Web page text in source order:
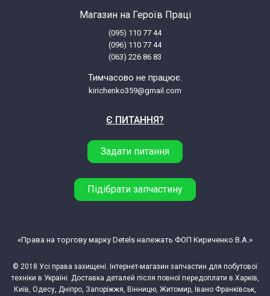
Fagor 5H414N1 901015529
Fagor 5H46X 901111933
Fagor 5H-47 X 901112683
Fagor 5H47X
Магазин на Героїв Праці
(095) 110 77 44
(096) 110 77 44
(063) 226 86 83
Тимчасово не працює.
kirichenko359@gmail.com
Є ПИТАННЯ?
Задати питання
Підібрати запчастину
© 2018 Усі права захищені. Інтернет-магазин запчастин для побутової
техніки в Україні. Доставка деталей після повної передоплати в Харків,
Київ, Одесу, Дніпро, Запоріжжя, Вінницю, Житомир, Івано Франківськ,
«Права на торгову марку Detels належать ФОП Кириченко В.А.»